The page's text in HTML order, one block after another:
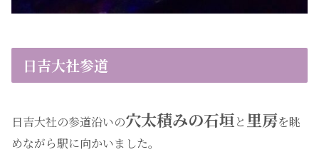
日吉大社参道
日吉大社の参道沿いの穴太積みの石垣と 里房を眺
めながら駅に向かいました。